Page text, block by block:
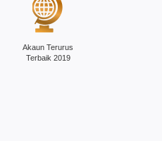
Akaun Terurus
Terbaik 2019